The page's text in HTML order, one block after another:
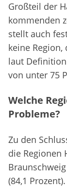
Großteil der
kommenden
stellt auch
keine Region,
laut
von unter 75
Welche
Probleme?
Zu den
die Regionen
(84,1